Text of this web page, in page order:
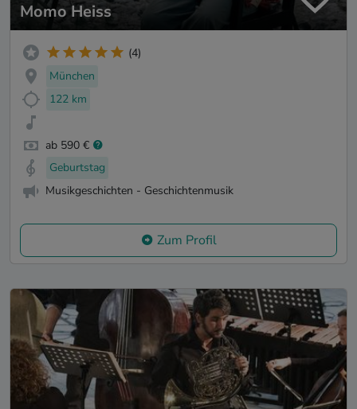
Momo Heiss
(4)
München
122 km
ab 590 €
Geburtstag
Musikgeschichten - Geschichtenmusik
Zum Profil